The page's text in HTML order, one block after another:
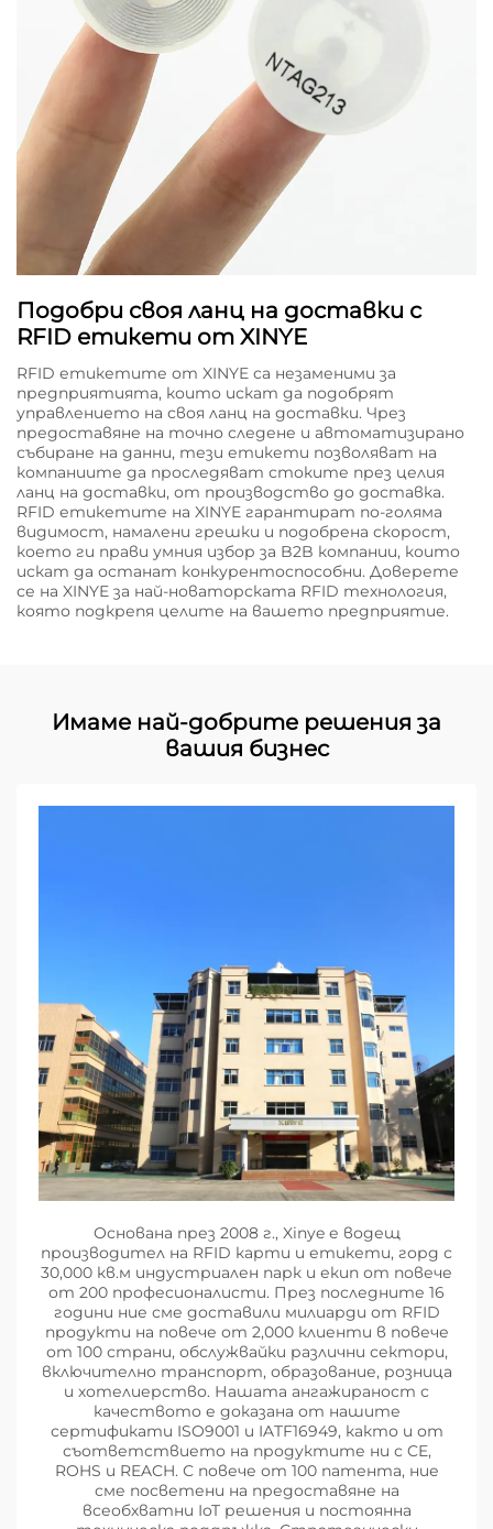
Подобри своя ланц на доставки с
RFID етикети от XINYE
RFID етикетите от XINYE са незаменими за
предприятията, които искат да подобрят
управлението на своя ланц на доставки. Чрез
предоставяне на точно следене и автоматизирано
събиране на данни, тези етикети позволяват на
компаниите да проследяват стоките през целия
ланц на доставки, от производство до доставка.
RFID етикетите на XINYE гарантират по-голяма
видимост, намалени грешки и подобрена скорост,
което ги прави умния избор за B2B компании, които
искат да останат конкурентоспособни. Доверете
се на XINYE за най-новаторската RFID технология,
която подкрепя целите на вашето предприятие.
Имаме най-добрите решения за
вашия бизнес
Основана през 2008 г., Xinye е водещ
производител на RFID карти и етикети, горд с
30,000 кв.м индустриален парк и екип от повече
от 200 професионалисти. През последните 16
години ние сме доставили милиарди от RFID
продукти на повече от 2,000 клиенти в повече
от 100 страни, обслужвайки различни сектори,
включително транспорт, образование, розница
и хотелиерство. Нашата ангажираност с
качеството е доказана от нашите
сертификати ISO9001 и IATF16949, както и от
съответствието на продуктите ни с CE,
ROHS и REACH. С повече от 100 патента, ние
сме посветени на предоставяне на
всеобхватни IoT решения и постоянна